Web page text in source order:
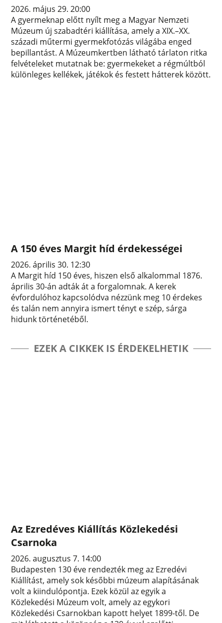
2026. május 29. 20:00
A gyermeknap előtt nyílt meg a Magyar Nemzeti
Múzeum új szabadtéri kiállítása, amely a XIX.–XX.
századi műtermi gyermekfotózás világába enged
bepillantást. A Múzeumkertben látható tárlaton ritka
felvételeket mutatnak be: gyermekeket a régmúltból
különleges kellékek, játékok és festett hátterek között.
A 150 éves Margit híd érdekességei
2026. április 30. 12:30
A Margit híd 150 éves, hiszen első alkalommal 1876.
április 30-án adták át a forgalomnak. A kerek
évfordulóhoz kapcsolódva nézzünk meg 10 érdekes
és talán nem annyira ismert tényt e szép, sárga
hidunk történetéből.
EZEK A CIKKEK IS ÉRDEKELHETIK
Az Ezredéves Kiállítás Közlekedési
Csarnoka
2026. augusztus 7. 14:00
Budapesten 130 éve rendezték meg az Ezredévi
Kiállítást, amely sok későbbi múzeum alapításának
volt a kiindulópontja. Ezek közül az egyik a
Közlekedési Múzeum volt, amely az egykori
Közlekedési Csarnokban kapott helyet 1899-től. De